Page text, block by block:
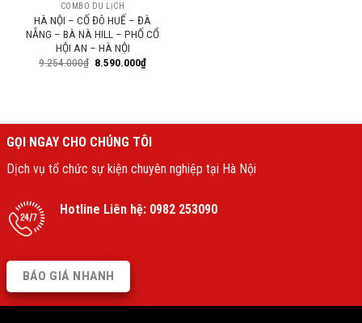
COMBO DU LỊCH
HÀ NỘI – CỐ ĐÔ HUẾ – ĐÀ
NẴNG – BÀ NÀ HILL – PHỐ CỔ
HỘI AN – HÀ NỘI
9.254.000₫ 8.590.000₫
GỌI NGAY CHO CHÚNG TÔI
Dịch vụ tổ chức sự kiện chuyên nghiệp tại Hà Nội
Hotline Liên hệ: 0982 253090
BÁO GIÁ NHANH